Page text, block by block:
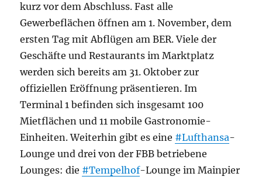
kurz vor dem Abschluss. Fast alle
Gewerbeflächen öffnen am 1. November, dem
ersten Tag mit Abflügen am BER. Viele der
Geschäfte und Restaurants im Marktplatz
werden sich bereits am 31. Oktober zur
offiziellen Eröffnung präsentieren. Im
Terminal 1 befinden sich insgesamt 100
Mietflächen und 11 mobile Gastronomie-
Einheiten. Weiterhin gibt es eine #Lufthansa-
Lounge und drei von der FBB betriebene
Lounges: die #Tempelhof-Lounge im Mainpier